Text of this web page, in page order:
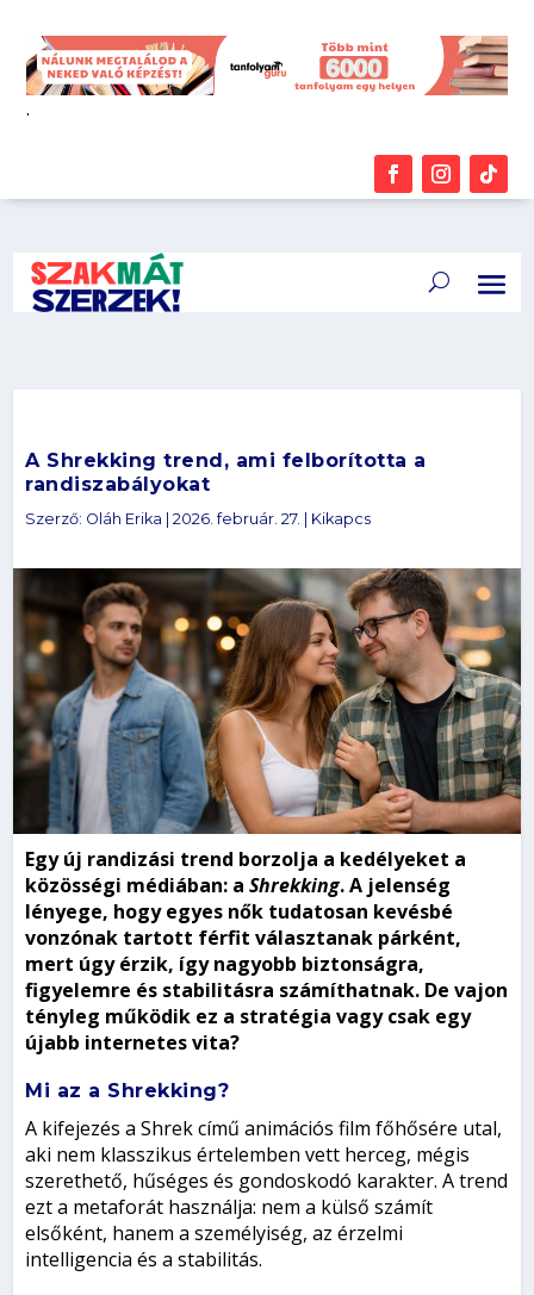
.
A Shrekking trend, ami felborította a
randiszabályokat
Szerző: Oláh Erika |2026. február. 27. Kikapcs
Egy új randizási trend borzolja a kedélyeket a
közösségi médiában: aShrekking. A jelenség
lényege, hogy egyes nők tudatosan kevésbé
vonzónak tartott férfit választanak párként,
mert úgy érzik, így nagyobb biztonságra,
figyelemre és stabilitásra számíthatnak. De vajon
tényleg működik ez a stratégia vagy csak egy
újabb internetes vita?
Mi az a Shrekking?
A kifejezés aShrekcímű animációs film főhősére utal,
aki nem klasszikus értelemben vett herceg, mégis
szerethető, hűséges és gondoskodó karakter. A trend
ezt a metaforát használja: nem a külső számít
elsőként, hanem a személyiség, az érzelmi
intelligencia és a stabilitás.